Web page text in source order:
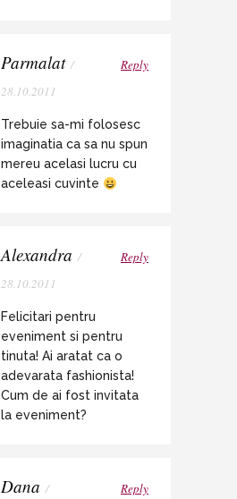
Parmalat /
28.10.2011
Reply
Trebuie sa-mi folosesc
imaginatia ca sa nu spun
mereu acelasi lucru cu
aceleasi cuvinte
Alexandra /
28.10.2011
Reply
Felicitari pentru
eveniment si pentru
tinuta! Ai aratat ca o
adevarata fashionista!
Cum de ai fost invitata
la eveniment?
Dana /
Reply